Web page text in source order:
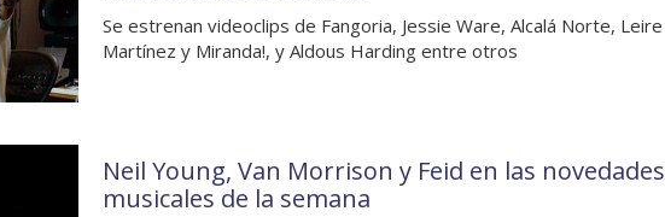
Se estrenan videoclips de Fangoria, Jessie Ware, Alcalá Norte, Leire
Martínez y Miranda!, y Aldous Harding entre otros
Neil Young, Van Morrison y Feid en las novedades
musicales de la semana